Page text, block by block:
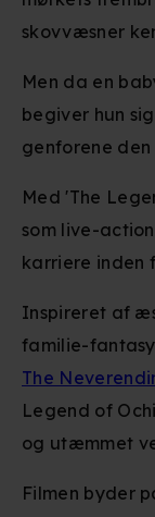
skovvæsner
Men da en
begiver hun
genforene den
Med 'The
som live-
karriere inden
Inspireret af
familie-
The
Legend of
og utæmmet
Filmen byder